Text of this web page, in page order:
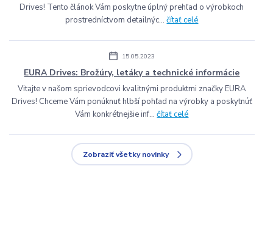
Drives! Tento článok Vám poskytne úplný prehľad o výrobkoch
prostredníctvom detailnýc...čítať celé
15.05.2023
EURA Drives: Brožúry, letáky a technické informácie
Vitajte v našom sprievodcovi kvalitnými produktmi značky EURA
Drives! Chceme Vám ponúknuť hlbší pohľad na výrobky a poskytnúť
Vám konkrétnejšie inf...čítať celé
Zobraziť všetky novinky